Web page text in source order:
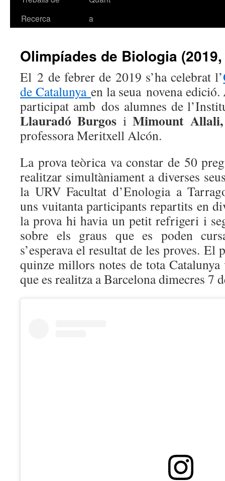
Recerca
a
Olimpíades de Biologia
El 2 de febrer de 2019 s’ha celebrat l’
de Catalunyaen la seua novena
participat amb dos alumnes de
Llauradó Burgos iMimount
professora Meritxell Alcón.
La prova teòrica va constar de 50
realitzar simultàniament a diverses
la URV Facultat d’Enologia a
uns vuitanta participants repartits en
la prova hi havia un petit refrigeri i
sobre els graus que es poden
s’esperava el resultat de les proves. El
quinze millors notes de tota
que es realitza a Barcelona dimecres 7